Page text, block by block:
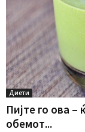
Диети
Пијте го ова –
обемот...